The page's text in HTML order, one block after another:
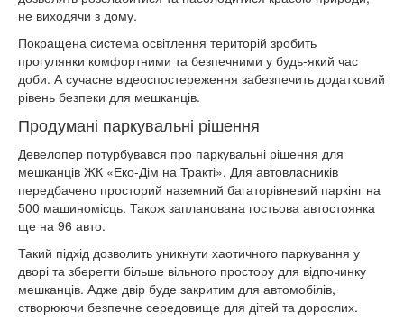
не виходячи з дому.
Покращена система освітлення територій зробить
прогулянки комфортними та безпечними у будь-який час
доби. А сучасне відеоспостереження забезпечить додатковий
рівень безпеки для мешканців.
Продумані паркувальні рішення
Девелопер потурбувався про паркувальні рішення для
мешканців ЖК «Еко-Дім на Тракті». Для автовласників
передбачено просторий наземний багаторівневий паркінг на
500 машиномісць. Також запланована гостьова автостоянка
ще на 96 авто.
Такий підхід дозволить уникнути хаотичного паркування у
дворі та зберегти більше вільного простору для відпочинку
мешканців. Адже двір буде закритим для автомобілів,
створюючи безпечне середовище для дітей та дорослих.